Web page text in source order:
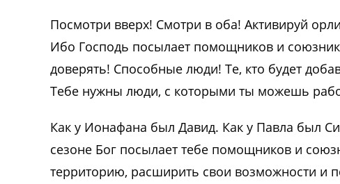
Посмотри вверх! Смотри в оба! Активируй
Ибо Господь посылает помощников и
доверять! Способные люди! Те, кто будет
Тебе нужны люди, с которыми ты можешь
Как у Ионафана был Давид. Как у Павла был
сезоне Бог посылает тебе помощников и
территорию, расширить свои возможности и